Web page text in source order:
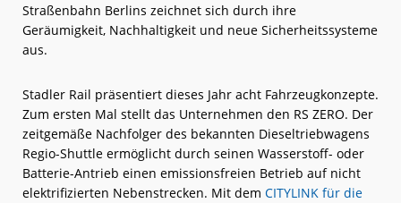
Straßenbahn Berlins zeichnet sich durch ihre
Geräumigkeit, Nachhaltigkeit und neue Sicherheitssysteme
aus.
Stadler Rail präsentiert dieses Jahr acht Fahrzeugkonzepte.
Zum ersten Mal stellt das Unternehmen den RS ZERO. Der
zeitgemäße Nachfolger des bekannten Dieseltriebwagens
Regio-Shuttle ermöglicht durch seinen Wasserstoff- oder
Batterie-Antrieb einen emissionsfreien Betrieb auf nicht
elektrifizierten Nebenstrecken. Mit dem CITYLINK für die